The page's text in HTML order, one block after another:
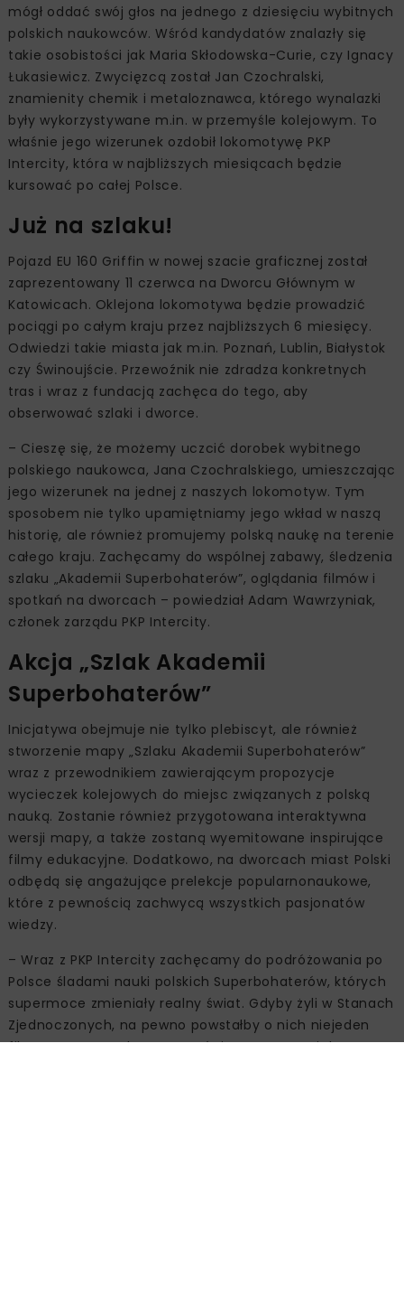
mógł oddać swój głos na jednego z dziesięciu wybitnych
polskich naukowców. Wśród kandydatów znalazły się
takie osobistości jak Maria Skłodowska-Curie, czy Ignacy
Łukasiewicz. Zwycięzcą został Jan Czochralski,
znamienity chemik i metaloznawca, którego wynalazki
były wykorzystywane m.in. w przemyśle kolejowym. To
właśnie jego wizerunek ozdobił lokomotywę PKP
Intercity, która w najbliższych miesiącach będzie
kursować po całej Polsce.
Już na szlaku!
Pojazd EU 160 Griffin w nowej szacie graficznej został
zaprezentowany 11 czerwca na Dworcu Głównym w
Katowicach. Oklejona lokomotywa będzie prowadzić
pociągi po całym kraju przez najbliższych 6 miesięcy.
Odwiedzi takie miasta jak m.in. Poznań, Lublin, Białystok
czy Świnoujście. Przewoźnik nie zdradza konkretnych
tras i wraz z fundacją zachęca do tego, aby
obserwować szlaki i dworce.
– Cieszę się, że możemy uczcić dorobek wybitnego
polskiego naukowca, Jana Czochralskiego, umieszczając
jego wizerunek na jednej z naszych lokomotyw. Tym
sposobem nie tylko upamiętniamy jego wkład w naszą
historię, ale również promujemy polską naukę na terenie
całego kraju. Zachęcamy do wspólnej zabawy, śledzenia
szlaku „Akademii Superbohaterów”, oglądania filmów i
spotkań na dworcach – powiedział Adam Wawrzyniak,
członek zarządu PKP Intercity.
Akcja „Szlak Akademii
Superbohaterów”
Inicjatywa obejmuje nie tylko plebiscyt, ale również
stworzenie mapy „Szlaku Akademii Superbohaterów”
wraz z przewodnikiem zawierającym propozycje
wycieczek kolejowych do miejsc związanych z polską
nauką. Zostanie również przygotowana interaktywna
wersji mapy, a także zostaną wyemitowane inspirujące
filmy edukacyjne. Dodatkowo, na dworcach miast Polski
odbędą się angażujące prelekcje popularnonaukowe,
które z pewnością zachwycą wszystkich pasjonatów
wiedzy.
– Wraz z PKP Intercity zachęcamy do podróżowania po
Polsce śladami nauki polskich Superbohaterów, których
supermoce zmieniały realny świat. Gdyby żyli w Stanach
Zjednoczonych, na pewno powstałby o nich niejeden
film. Jestem przekonany, że świetnym materiałem na